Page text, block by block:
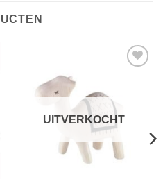
verlanglijst
UITVERKOCHT